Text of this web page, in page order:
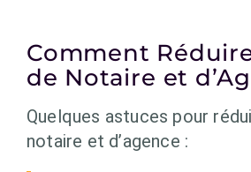
Comment
de Notaire et
Quelques astuces pour
notaire et d’agence :